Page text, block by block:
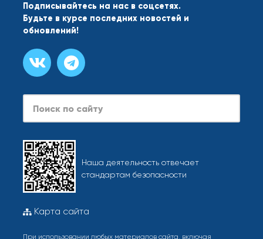
Подписывайтесь на нас в соцсетях.
Будьте в курсе последних новостей и
обновлений!
Search
Наша деятельность отвечает
стандартам безопасности
Карта сайта
При использовании любых материалов сайта, включая